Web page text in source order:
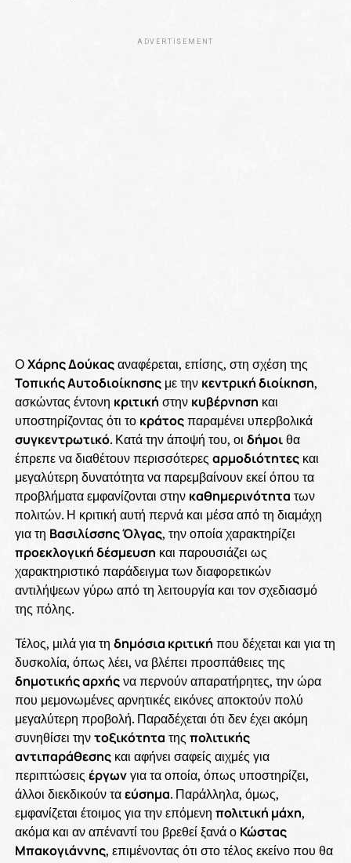
ADVERTISEMENT
ΟΧάρης Δούκαςαναφέρεται, επίσης, στη σχέση της
Τοπικής Αυτοδιοίκησηςμε την κεντρική διοίκηση,
ασκώντας έντονη κριτική στην κυβέρνηση και
υποστηρίζοντας ότι το κράτοςπαραμένει υπερβολικά
συγκεντρωτικό. Κατά την άποψή του, οι δήμοιθα
έπρεπε να διαθέτουν περισσότερες αρμοδιότητεςκαι
μεγαλύτερη δυνατότητα να παρεμβαίνουν εκεί όπου τα
προβλήματα εμφανίζονται στην καθημερινότητα των
πολιτών. Η κριτική αυτή περνά και μέσα από τη διαμάχη
για τη Βασιλίσσης Όλγας, την οποία χαρακτηρίζει
προεκλογική δέσμευση και παρουσιάζει ως
χαρακτηριστικό παράδειγμα των διαφορετικών
αντιλήψεων γύρω από τη λειτουργία και τον σχεδιασμό
της πόλης.
Τέλος, μιλά για τη δημόσια κριτική που δέχεται και για τη
δυσκολία, όπως λέει, να βλέπει προσπάθειες της
δημοτικής αρχήςνα περνούν απαρατήρητες, την ώρα
που μεμονωμένες αρνητικές εικόνες αποκτούν πολύ
μεγαλύτερη προβολή. Παραδέχεται ότι δεν έχει ακόμη
συνηθίσει τηντοξικότητα της πολιτικής
αντιπαράθεσηςκαι αφήνει σαφείς αιχμές για
περιπτώσεις έργωνγια τα οποία, όπως υποστηρίζει,
άλλοι διεκδικούν ταεύσημα. Παράλληλα, όμως,
εμφανίζεται έτοιμος για την επόμενη πολιτική μάχη,
ακόμα και αν απέναντί του βρεθεί ξανά ο Κώστας
Μπακογιάννης, επιμένοντας ότι στο τέλος εκείνο που θα